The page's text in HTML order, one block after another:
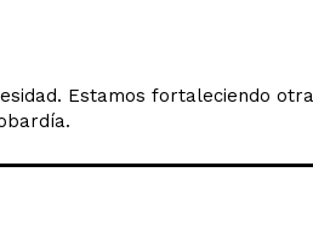
Estamos fortaleciendo